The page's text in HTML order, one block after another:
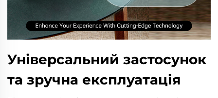
Універсальний застосунок
та зручна експлуатація